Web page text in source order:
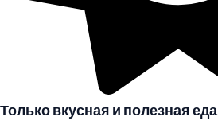
Только вкусная и полезная еда